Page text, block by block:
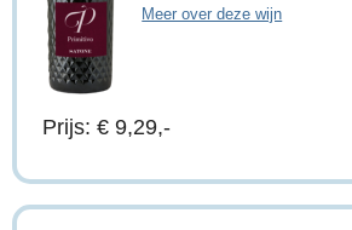
Meer over deze wijn
Prijs: € 9,29,-